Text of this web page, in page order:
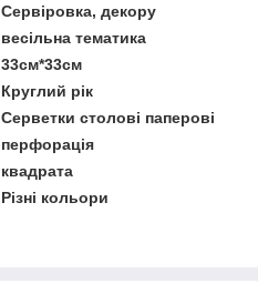
Сервіровка, декору
весільна тематика
33см*33см
Круглий рік
Серветки столові паперові
перфорація
квадрата
Різні кольори